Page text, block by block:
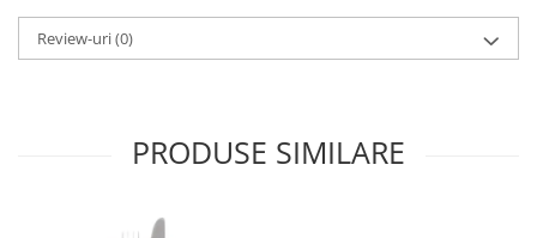
CUMPARA LA PALET
Review-uri(0)
PRODUSE SIMILARE